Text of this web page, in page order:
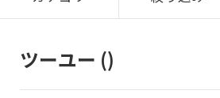
ツーユー ()